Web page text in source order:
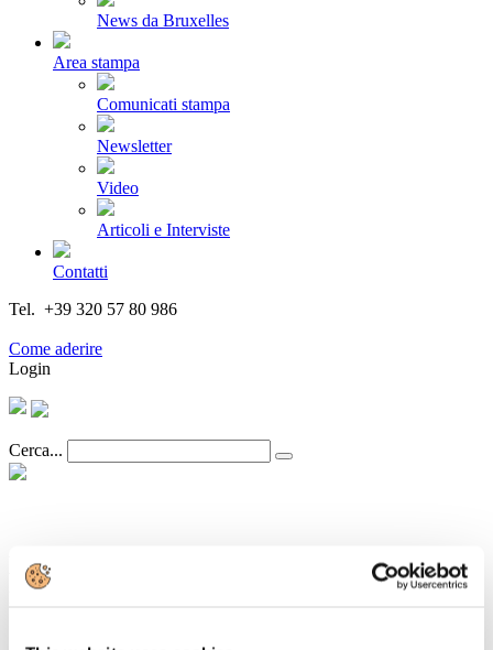
News da Bruxelles
Area stampa
Comunicati stampa
Newsletter
Video
Articoli e Interviste
Contatti
Tel. +39 320 57 80 986
Come aderire
Login
Cerca...
Dall' Assemblea di Assomarinas la
richiesta di sciogliere innanzitutto la